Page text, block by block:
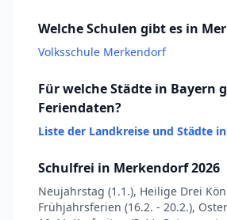
Welche Schulen gibt es in
Volksschule Merkendorf
Für welche Städte in Bayern
Feriendaten?
Liste der Landkreise und Städte
Schulfrei in Merkendorf 2026
Neujahrstag (1.1.), Heilige Drei
Frühjahrsferien (16.2. - 20.2.),